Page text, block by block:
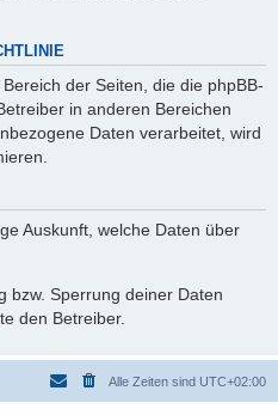
der Seiten, die die phpBB-
in anderen Bereichen
Daten verarbeitet, wird
Auskunft, welche Daten über
bzw. Sperrung deiner Daten
den Betreiber.
Alle Zeiten sind UTC+02:00